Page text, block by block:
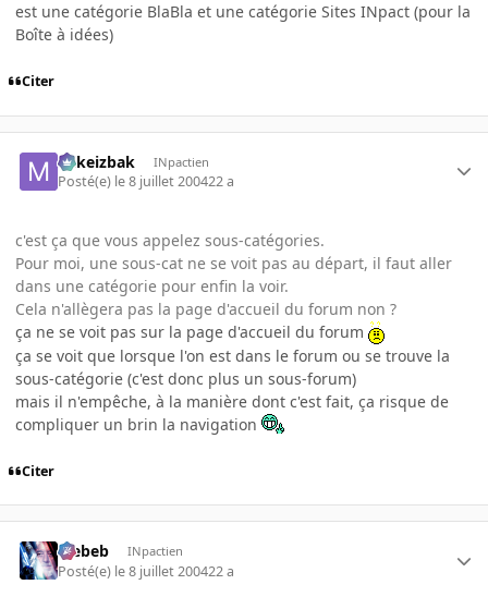
est une catégorie BlaBla et une catégorie Sites INpact (pour la
Boîte à idées)
Citer
Mikeizbak INpactien
Posté(e) le 8 juillet 200422 a
c'est ça que vous appelez sous-catégories.
Pour moi, une sous-cat ne se voit pas au départ, il faut aller
dans une catégorie pour enfin la voir.
Cela n'allègera pas la page d'accueil du forum non ?
ça ne se voit pas sur la page d'accueil du forum
ça se voit que lorsque l'on est dans le forum ou se trouve la
sous-catégorie (c'est donc plus un sous-forum)
mais il n'empêche, à la manière dont c'est fait, ça risque de
compliquer un brin la navigation
Citer
Trebeb INpactien
Posté(e) le 8 juillet 200422 a